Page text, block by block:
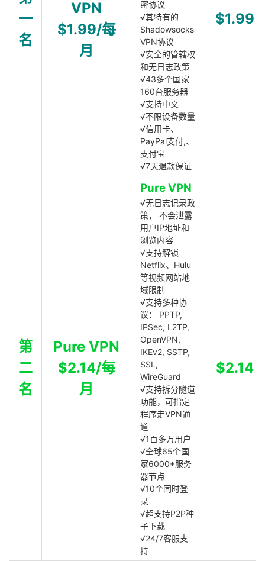
一
名
VPN
$1.99/每
月
密协议
√其特有的
Shadowsocks
VPN协议
√安全的管辖权
和无日志政策
√43多个国家
160台服务器
√支持中文
√不限设备数量
√信用卡、
PayPal支付,、
支付宝
√7天退款保证
$1.99
第
二
名
Pure VPN
$2.14/每
月
Pure VPN
√无日志记录政
策， 不会泄露
用户IP地址和
浏览内容
√支持解锁
Netflix、Hulu
等视频网站地
域限制
√支持多种协
议： PPTP,
IPSec, L2TP,
OpenVPN,
IKEv2, SSTP,
SSL,
WireGuard
√支持拆分隧道
功能，可指定
程序走VPN通
道
√1百多万用户
√全球65个国
家6000+服务
器节点
√10个同时登
录
√超支持P2P种
子下载
√24/7客服支
持
$2.14